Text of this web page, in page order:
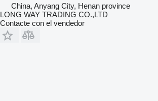
China, Anyang City, Henan province
LONG WAY TRADING CO.,LTD
Contacte con el vendedor